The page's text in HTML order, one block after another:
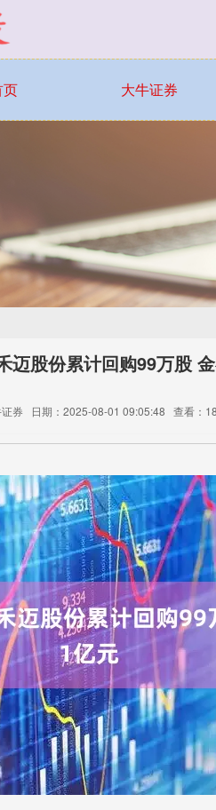
页 大牛证券
迈股份累计回购99万股
券 日期：2025-08-01 09:05:48 查看：